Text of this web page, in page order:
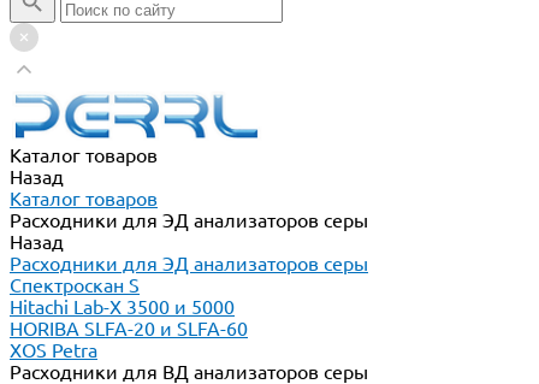
Каталог товаров
Назад
Каталог товаров
Расходники для ЭД анализаторов серы
Назад
Расходники для ЭД анализаторов серы
Спектроскан S
Hitachi Lab-X 3500 и 5000
HORIBA SLFA-20 и SLFA-60
XOS Petra
Расходники для ВД анализаторов серы